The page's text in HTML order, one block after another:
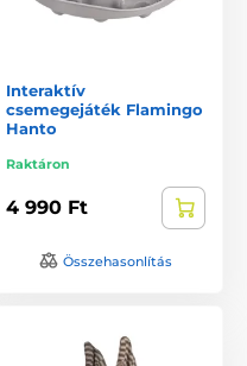
Interaktív
csemegejáték Flamingo
Hanto
Raktáron
4 990 Ft
Összehasonlítás